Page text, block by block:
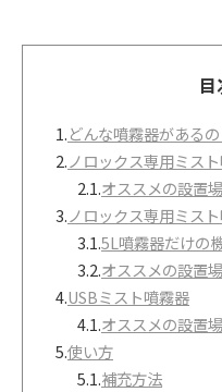
目
1.どんな噴霧器があるの
2.ノロックス専用ミス
2.1.オススメの設置
3.ノロックス専用ミス
3.1.5L噴霧器だけの
3.2.オススメの設置
4.USBミスト噴霧器
4.1.オススメの設置
5.使い方
5.1.補充方法